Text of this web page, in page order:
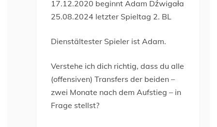
17.12.2020 beginnt Adam Dźwigała
25.08.2024 letzter Spieltag 2. BL
Dienstältester Spieler ist Adam.
Verstehe ich dich richtig, dass du alle
(offensiven) Transfers der beiden –
zwei Monate nach dem Aufstieg – in
Frage stellst?